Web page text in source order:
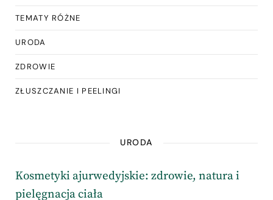
TEMATY RÓŻNE
URODA
ZDROWIE
ZŁUSZCZANIE I PEELINGI
URODA
Kosmetyki ajurwedyjskie: zdrowie, natura i
pielęgnacja ciała